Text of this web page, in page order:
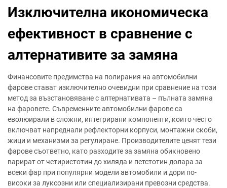
Изключителна икономическа
ефективност в сравнение с
алтернативите за замяна
Финансовите предимства на полирания на автомобилни
фарове стават изключително очевидни при сравнение на този
метод за възстановяване с алтернативата – пълната замяна
на фаровете. Съвременните автомобилни фарове са
еволюирали в сложни, интегрирани компоненти, които често
включват напреднали рефлекторни корпуси, монтажни скоби,
жици и механизми за регулиране. Производителите ценят тези
фарове съответно, като разходите за замяна обикновено
варират от четиристотин до хиляда и петстотин долара за
всеки фар при популярни модели автомобили и дори по-
високи за луксозни или специализирани превозни средства.